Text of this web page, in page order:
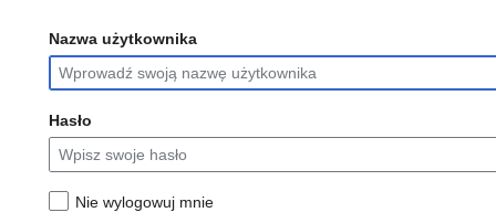
Nazwa użytkownika
Hasło
Nie wylogowuj mnie